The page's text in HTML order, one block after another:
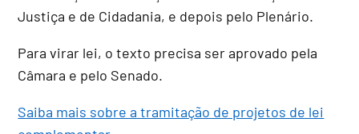
Justiça e de Cidadania, e depois pelo Plenário.
Para virar lei, o texto precisa ser aprovado pela
Câmara e pelo Senado.
Saiba mais sobre a tramitação de projetos de lei